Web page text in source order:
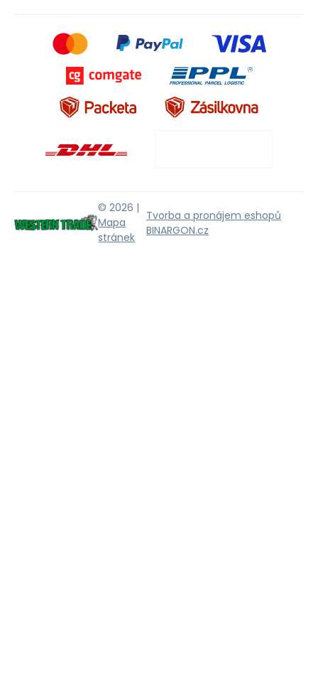
© 2026 |
Mapa
stránek
Tvorba a pronájem eshopů
BINARGON.cz